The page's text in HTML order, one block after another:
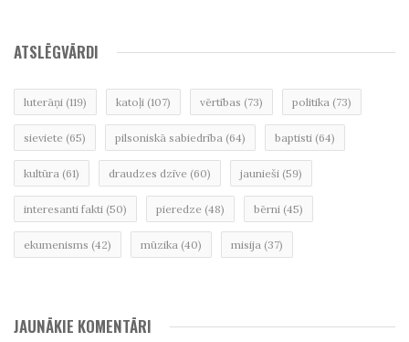
ATSLĒGVĀRDI
luterāņi (119) katoļi (107) vērtības (73) politika (73)
sieviete (65) pilsoniskā sabiedrība (64) baptisti (64)
kultūra (61) draudzes dzīve (60) jaunieši (59)
interesanti fakti (50) pieredze (48) bērni (45)
ekumenisms (42) mūzika (40) misija (37)
JAUNĀKIE KOMENTĀRI